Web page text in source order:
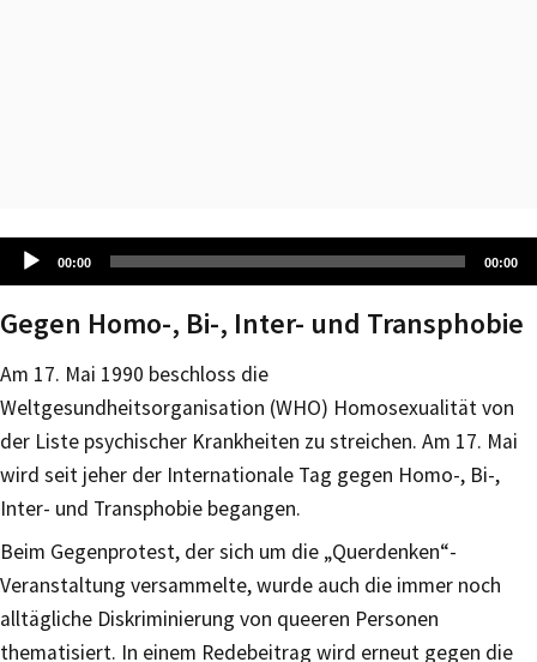
Audio-
Player
00:00 00:00
Gegen Homo-, Bi-, Inter- und Transphobie
Am 17. Mai 1990 beschloss die
Weltgesundheitsorganisation (WHO) Homosexualität von
der Liste psychischer Krankheiten zu streichen. Am 17. Mai
wird seit jeher der Internationale Tag gegen Homo-, Bi-,
Inter- und Transphobie begangen.
Beim Gegenprotest, der sich um die „Querdenken“-
Veranstaltung versammelte, wurde auch die immer noch
alltägliche Diskriminierung von queeren Personen
thematisiert. In einem Redebeitrag wird erneut gegen die